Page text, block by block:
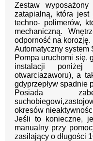
Zestaw
zatapialną, która
techno- polimerów,
mechaniczną.
odporność na korozję.
Automatyczny system
Pompa uruchomi się,
instalacji
otwarciazaworu), a
gdyprzepływ spadnie
Posiada
okresów
Jeśli to konieczne,
manualny przy
zasilający o długości